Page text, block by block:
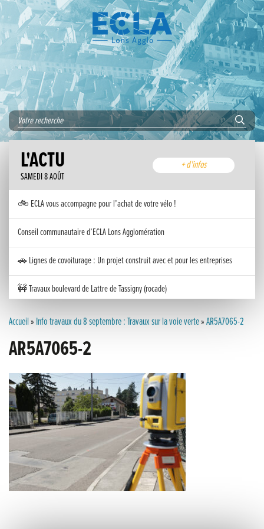
L'ACTU
SAMEDI 8 AOÛT
+ d'infos
🚲 ECLA vous accompagne pour l’achat de votre vélo !
Conseil communautaire d’ECLA Lons Agglomération
🚗 Lignes de covoiturage : Un projet construit avec et pour les entreprises
🚧 Travaux boulevard de Lattre de Tassigny (rocade)
Inauguration nouvelle station d’épuration (STEP) de Trenal
Festival des solutions écologiques 2026
Meilleurs voeux 2026
« France, une histoire d’amour », l’avant-première au Cinéma 4C !
Les Saisons Baroques du Jura 2025
Journée nationale de la Résistance
Dernier coup de pédale pour la Cyclosportive
Accueil» Info travaux du 8 septembre : Travaux sur la voie verte»AR5A7065-2
AR5A7065-2